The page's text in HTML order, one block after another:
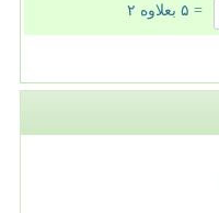
= ۵ بعلاوه ۲